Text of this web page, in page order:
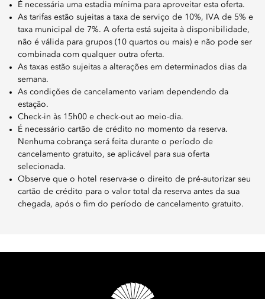
É necessária uma estadia mínima para aproveitar esta oferta.
As tarifas estão sujeitas a taxa de serviço de 10%, IVA de 5% e
taxa municipal de 7%. A oferta está sujeita à disponibilidade,
não é válida para grupos (10 quartos ou mais) e não pode ser
combinada com qualquer outra oferta.
As taxas estão sujeitas a alterações em determinados dias da
semana.
As condições de cancelamento variam dependendo da
estação.
Check-in às 15h00 e check-out ao meio-dia.
É necessário cartão de crédito no momento da reserva.
Nenhuma cobrança será feita durante o período de
cancelamento gratuito, se aplicável para sua oferta
selecionada.
Observe que o hotel reserva-se o direito de pré-autorizar seu
cartão de crédito para o valor total da reserva antes da sua
chegada, após o fim do período de cancelamento gratuito.